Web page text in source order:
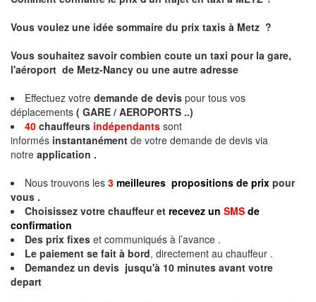
Vous voulez une idée sommaire du prix taxis à Metz ?
Vous souhaitez savoir combien coute un taxi pour la gare,
l'aéroport de Metz-Nancy ou une autre adresse
Effectuez votre demande de devis pour tous vos
déplacements ( GARE / AEROPORTS ..)
40 chauffeurs indépendants sont
informés instantanément de votre demande de devis via
notre application .
Nous trouvons les 3 meilleures propositions de prix pour
vous .
Choisissez votre chauffeur et recevez un SMS de
confirmation
Des prix fixes et communiqués à l’avance .
Le paiement se fait à bord, directement au chauffeur .
Demandez un devis jusqu'à 10 minutes avant votre
depart